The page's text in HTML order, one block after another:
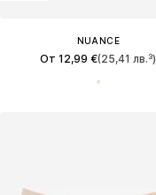
NUANCE
От 12,99 €(25,41 лв.³)